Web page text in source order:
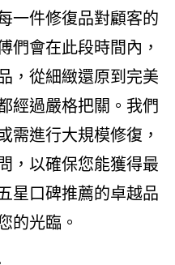
一件修復品對顧客的
們會在此段時間內，
，從細緻還原到完美
經過嚴格把關。我們
需進行大規模修復，
，以確保您能獲得最
星口碑推薦的卓越品
的光臨。